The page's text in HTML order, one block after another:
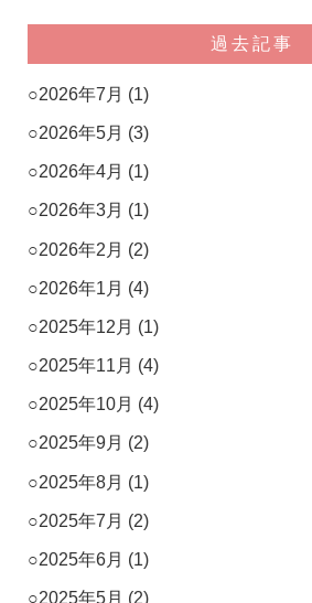
過去記事
2026年7月 (1)
2026年5月 (3)
2026年4月 (1)
2026年3月 (1)
2026年2月 (2)
2026年1月 (4)
2025年12月 (1)
2025年11月 (4)
2025年10月 (4)
2025年9月 (2)
2025年8月 (1)
2025年7月 (2)
2025年6月 (1)
2025年5月 (2)